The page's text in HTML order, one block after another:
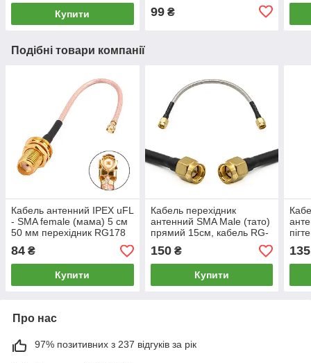
Купити 99₴
Подібні товари компанії
Кабель антенний IPEX uFL
- SMA female (мама) 5 см
50 мм перехідник RG178
для 4G 3G модемів, WiFi
роуторів
84 ₴
Купити
Кабель перехідник
антенний SMA Male (тато)
прямий 15см, кабель RG-
402 напівжорсткий пігтейл
перемичка антени FPV
150₴
Купити
135
Про нас
97% позитивних з 237 відгуків за рік